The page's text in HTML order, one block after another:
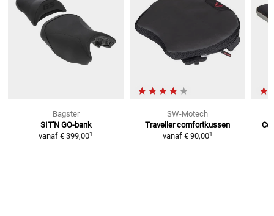
Bagster
SIT'N GO-bank
vanaf € 399,001
SW-Motech
Traveller comfortkussen
vanaf € 90,001